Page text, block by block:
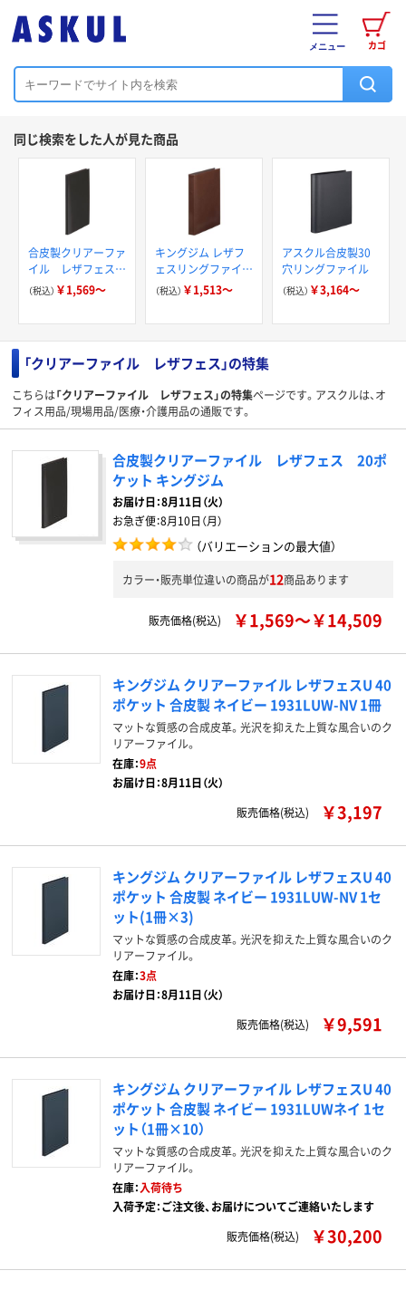
カゴ
メニュー
同じ検索をした人が見た商品
合皮製クリアーファ
イル レザフェス
20ポケット キング
（税込） ￥1,569～
キングジム レザフ
ェスリングファイル
A4 タテ型 1961LF
（税込） ￥1,513～
アスクル合皮製30
穴リングファイル
（税込） ￥3,164～
「クリアーファイル レザフェス」の特集
こちらは「クリアーファイル レザフェス」の特集ページです。アスクルは、オ
フィス用品/現場用品/医療・介護用品の通販です。
合皮製クリアーファイル レザフェス 20ポ
ケット キングジム
お届け日：8月11日（火）
お急ぎ便：8月10日（月）
（バリエーションの最大値）
カラー・販売単位違いの商品が12商品あります
販売価格(税込) ￥1,569～￥14,509
キングジム クリアーファイル レザフェスU 40
ポケット 合皮製 ネイビー 1931LUW-NV 1冊
マットな質感の合成皮革。光沢を抑えた上質な風合いのク
リアーファイル。
在庫：9点
お届け日：8月11日（火）
販売価格(税込)
￥3,197
キングジム クリアーファイル レザフェスU 40
ポケット 合皮製 ネイビー 1931LUW-NV 1セ
ット(1冊×3)
マットな質感の合成皮革。光沢を抑えた上質な風合いのク
リアーファイル。
在庫：3点
お届け日：8月11日（火）
販売価格(税込)
￥9,591
キングジム クリアーファイル レザフェスU 40
ポケット 合皮製 ネイビー 1931LUWネイ 1セ
ット（1冊×10）
マットな質感の合成皮革。光沢を抑えた上質な風合いのク
リアーファイル。
在庫：入荷待ち
入荷予定：ご注文後、お届けについてご連絡いたします
販売価格(税込)
￥30,200